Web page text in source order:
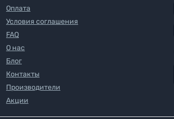
Оплата
Условия соглашения
FAQ
О нас
Блог
Контакты
Производители
Акции